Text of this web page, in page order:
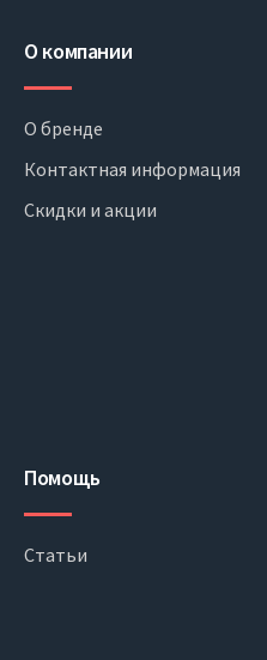
О компании
О бренде
Контактная информация
Скидки и акции
Помощь
Статьи